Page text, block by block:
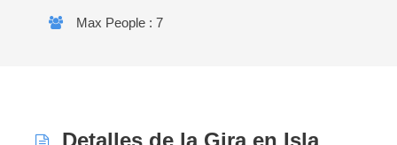
Max People : 7
Detalles de la Gira en Isla